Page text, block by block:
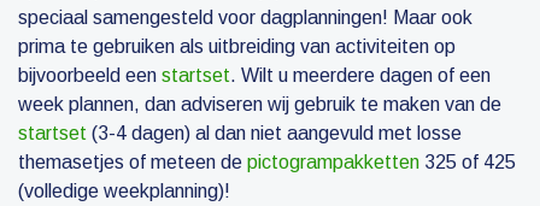
speciaal samengesteld voor dagplanningen! Maar ook
prima te gebruiken als uitbreiding van activiteiten op
bijvoorbeeld een startset. Wilt u meerdere dagen of een
week plannen, dan adviseren wij gebruik te maken van de
startset (3-4 dagen) al dan niet aangevuld met losse
themasetjes of meteen de pictogrampakketten 325 of 425
(volledige weekplanning)!